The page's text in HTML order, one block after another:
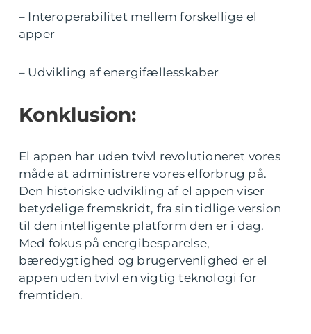
– Interoperabilitet mellem forskellige el
apper
– Udvikling af energifællesskaber
Konklusion:
El appen har uden tvivl revolutioneret vores
måde at administrere vores elforbrug på.
Den historiske udvikling af el appen viser
betydelige fremskridt, fra sin tidlige version
til den intelligente platform den er i dag.
Med fokus på energibesparelse,
bæredygtighed og brugervenlighed er el
appen uden tvivl en vigtig teknologi for
fremtiden.